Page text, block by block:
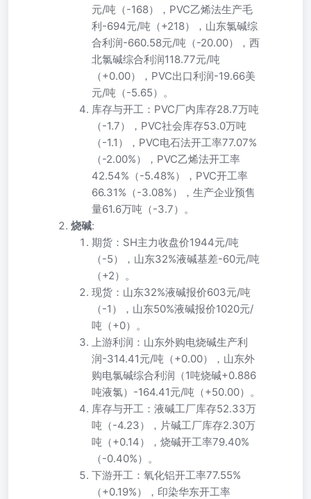
元/吨（-168），PVC乙烯法生产毛
利-694元/吨（+218），山东氯碱综
合利润-660.58元/吨（-20.00），西
北氯碱综合利润118.77元/吨
（+0.00），PVC出口利润-19.66美
元/吨（-5.65）。
库存与开工：PVC厂内库存28.7万吨
（-1.7），PVC社会库存53.0万吨
（-1.1），PVC电石法开工率77.07%
（-2.00%），PVC乙烯法开工率
42.54%（-5.48%），PVC开工率
66.31%（-3.08%），生产企业预售
量61.6万吨（-3.7）。
烧碱:
期货：SH主力收盘价1944元/吨
（-5），山东32%液碱基差-60元/吨
（+2）。
现货：山东32%液碱报价603元/吨
（-1），山东50%液碱报价1020元/
吨（+0）。
上游利润：山东外购电烧碱生产利
润-314.41元/吨（+0.00），山东外
购电氯碱综合利润（1吨烧碱+0.886
吨液氯）-164.41元/吨（+50.00）。
库存与开工：液碱工厂库存52.33万
吨（-4.23），片碱工厂库存2.30万
吨（+0.14），烧碱开工率79.40%
（-0.40%）。
下游开工：氧化铝开工率77.55%
（+0.19%），印染华东开工率